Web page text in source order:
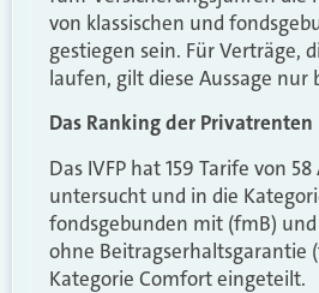
von klassischen und
gestiegen sein. Für Verträge,
laufen, gilt diese Aussage nur
Das Ranking der Privatrenten
Das IVFP hat 159 Tarife von
untersucht und in die
fondsgebunden mit (fmB)
ohne Beitragserhaltsgarantie
Kategorie Comfort eingeteilt.